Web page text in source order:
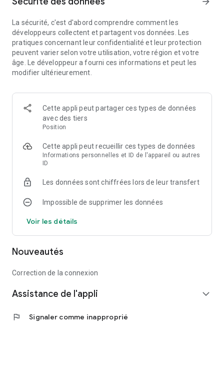
exercices à réaliser en ligne pour un apprentissage ludique et
Un mode spécifique est disponible pour les élèves
dyslexiques.
Cette application, conçue par notre communauté
d'enseignants passionnés, vous accompagnera tout au long
La sécurité, c'est d'abord comprendre comment les
développeurs collectent et partagent vos données. Les
pratiques concernant leur confidentialité et leur protection
peuvent varier selon votre utilisation, votre région et votre
âge. Le développeur a fourni ces informations et peut les
modifier ultérieurement.
Cette appli peut partager ces types de données
avec des tiers
Position
Cette appli peut recueillir ces types de données
Informations personnelles et ID de l'appareil ou autres
ID
Les données sont chiffrées lors de leur transfert
Impossible de supprimer les données
Voir les détails
Nouveautés
Correction de la connexion
Assistance de l'appli expand_more
flag Signaler comme inapproprié